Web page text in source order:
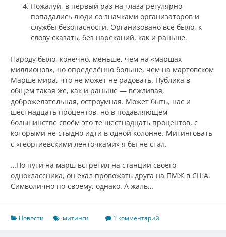
Пожалуй, в первый раз на глаза регулярно
попадались люди со значками организаторов и
службы безопасности. Организовано всё было, к
слову сказать, без нареканий, как и раньше.
Народу было, конечно, меньше, чем на «маршах
миллионов», но определённо больше, чем на мартовском
Марше мира, что не может не радовать. Публика в
общем такая же, как и раньше — вежливая,
доброжелательная, остроумная. Может быть, нас и
шестнадцать процентов, но в подавляющем
большинстве своём это те шестнадцать процентов, с
которыми не стыдно идти в одной колонне. Митинговать
с «георгиевскими ленточками» я бы не стал.
…По пути на марш встретил на станции своего
одноклассника, он ехал провожать друга на ПМЖ в США.
Символично по-своему, однако. А жаль…
Новости митинги 1 комментарий